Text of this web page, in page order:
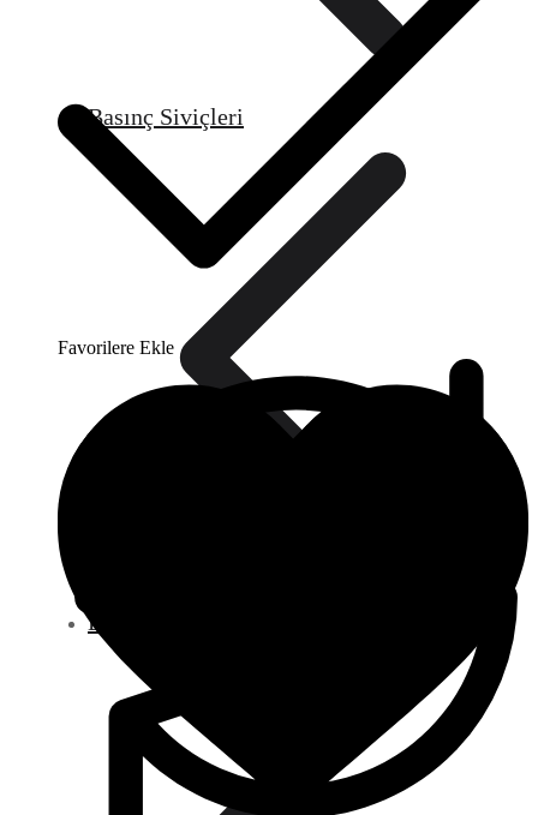
Basınç Siviçleri
Diğer Ürünler
Favorilere Ekle